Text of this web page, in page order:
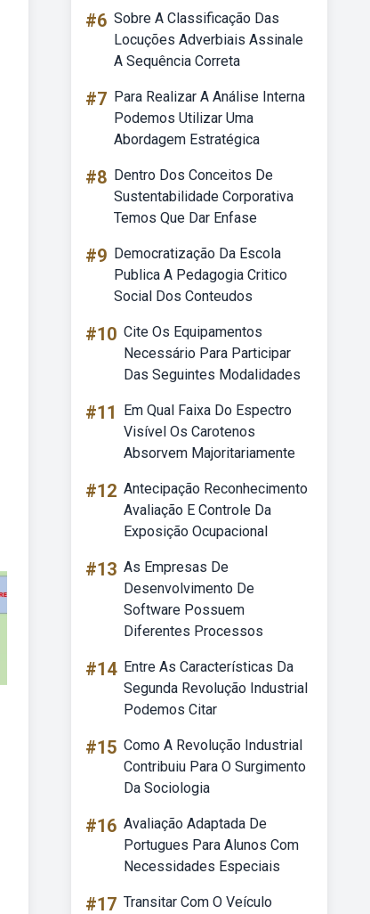
#6 Sobre A Classificação Das
Locuções Adverbiais Assinale
A Sequência Correta
#7 Para Realizar A Análise Interna
Podemos Utilizar Uma
Abordagem Estratégica
#8 Dentro Dos Conceitos De
Sustentabilidade Corporativa
Temos Que Dar Enfase
#9 Democratização Da Escola
Publica A Pedagogia Critico
Social Dos Conteudos
#10 Cite Os Equipamentos
Necessário Para Participar
Das Seguintes Modalidades
#11
Em Qual Faixa Do Espectro
Visível Os Carotenos
Absorvem Majoritariamente
#12 Antecipação Reconhecimento
Avaliação E Controle Da
Exposição Ocupacional
#13 As Empresas De
Desenvolvimento De
Software Possuem
Diferentes Processos
#14 Entre As Características Da
Segunda Revolução Industrial
Podemos Citar
#15 Como A Revolução Industrial
Contribuiu Para O Surgimento
Da Sociologia
#16 Avaliação Adaptada De
Portugues Para Alunos Com
Necessidades Especiais
#17 Transitar Com O Veículo